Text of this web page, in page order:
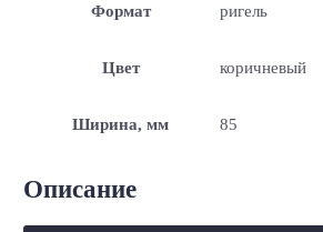
Формат ригель
Цвет коричневый
Ширина, мм 85
Описание